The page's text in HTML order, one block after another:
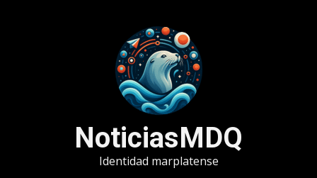
NoticiasMDQ
Identidad marplatense